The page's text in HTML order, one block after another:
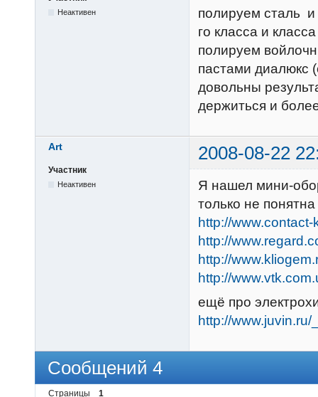
Неактивен
полируем сталь и
го класса и
полируем
пастами диалюкс
довольны
держиться и
Art 2008-08-22
Участник
Неактивен
Я нашел мини-
только не
http://
http://
http://
http://
ещё про
http://
Сообщений 4
Страницы 1